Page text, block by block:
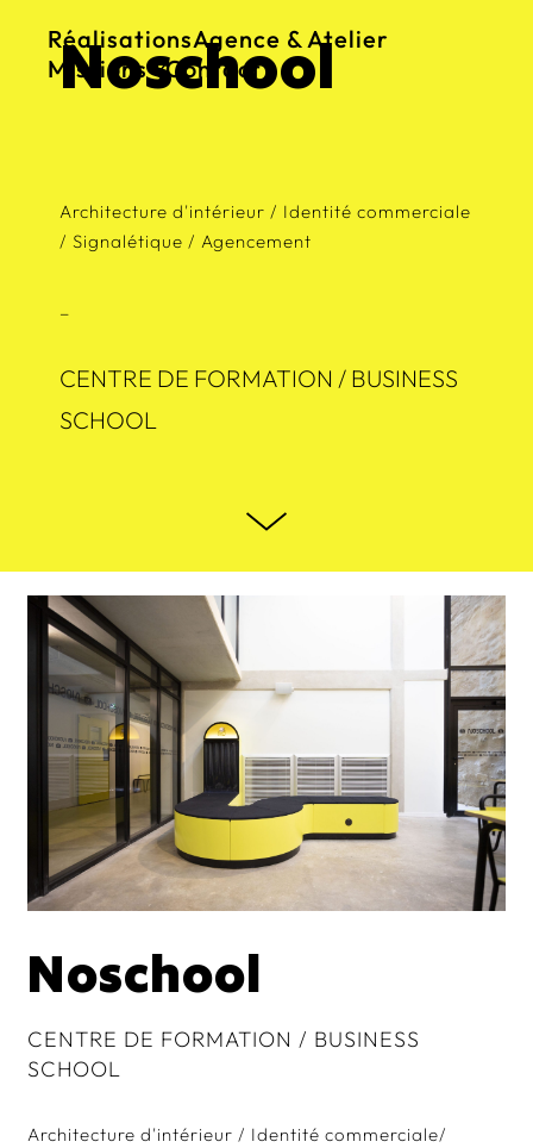
RéalisationsAgence & Atelier
Missions
Branding
Contact
Noschool
Architecture d'intérieur / Identité commerciale
/ Signalétique / Agencement
CENTRE DE FORMATION / BUSINESS
SCHOOL
Noschool
CENTRE DE FORMATION / BUSINESS
SCHOOL
Architecture d'intérieur / Identité commerciale/